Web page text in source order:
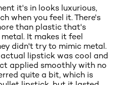
it's in looks luxurious,
when you feel it. There's
than plastic that's
It makes it feel
didn't try to mimic metal.
lipstick was cool and
applied smoothly with no
quite a bit, which is